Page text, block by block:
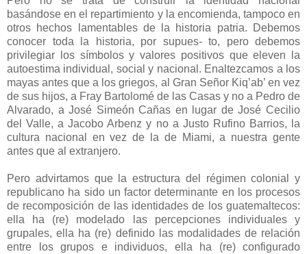
basándose en el repartimiento y la encomienda, tampoco en
otros hechos lamentables de la historia patria. Debemos
conocer toda la historia, por supues- to, pero debemos
privilegiar los símbolos y valores positivos que eleven la
autoestima individual, social y nacional. Enaltezcamos a los
mayas antes que a los griegos, al Gran Señor Kiq’ab’ en vez
de sus hijos, a Fray Bartolomé de las Casas y no a Pedro de
Alvarado, a José Simeón Cañas en lugar de José Cecilio
del Valle, a Jacobo Arbenz y no a Justo Rufino Barrios, la
cultura nacional en vez de la de Miami, a nuestra gente
antes que al extranjero.
Pero advirtamos que la estructura del régimen colonial y
republicano ha sido un factor determinante en los procesos
de recomposición de las identidades de los guatemaltecos:
ella ha (re) modelado las percepciones individuales y
grupales, ella ha (re) definido las modalidades de relación
entre los grupos e individuos, ella ha (re) configurado